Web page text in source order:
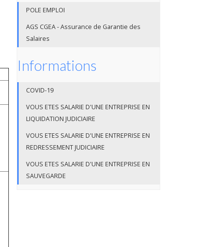
POLE EMPLOI
AGS CGEA - Assurance de Garantie des
Salaires
Informations
COVID-19
VOUS ETES SALARIE D'UNE ENTREPRISE EN
LIQUIDATION JUDICIAIRE
VOUS ETES SALARIE D'UNE ENTREPRISE EN
REDRESSEMENT JUDICIAIRE
VOUS ETES SALARIE D'UNE ENTREPRISE EN
SAUVEGARDE